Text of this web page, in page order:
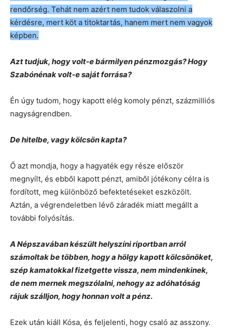
rendőrség. Tehát nem azért nem tudok válaszolni a
kérdésre, mert köt a titoktartás, hanem mert nem vagyok
képben.
Azt tudjuk, hogy volt-e bármilyen pénzmozgás? Hogy
Szabónénak volt-e saját forrása?
Én úgy tudom, hogy kapott elég komoly pénzt, százmilliós
nagyságrendben.
De hitelbe, vagy kölcsön kapta?
Ő azt mondja, hogy a hagyaték egy része először
megnyílt, és ebből kapott pénzt, amiből jótékony célra is
fordított, meg különböző befektetéseket eszközölt.
Aztán, a végrendeletben lévő záradék miatt megállt a
további folyósítás.
A Népszavában készült helyszíni riportban arról
számoltak be többen, hogy a hölgy kapott kölcsönöket,
szép kamatokkal fizetgette vissza, nem mindenkinek,
de nem mernek megszólalni, nehogy az adóhatóság
rájuk szálljon, hogy honnan volt a pénz.
Ezek után kiáll Kósa, és feljelenti, hogy csaló az asszony.